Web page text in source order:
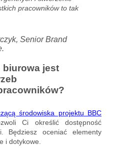
pracowników to tak
Senior Brand
biurowa jest
środowiska projektu BBC
Ci określić dostępność
Będziesz oceniać elementy
i dotykowe.